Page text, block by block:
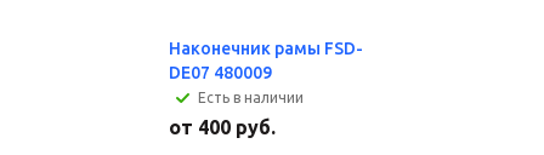
Наконечник рамы FSD-
DE07 480009
Есть в наличии
от 400 руб.